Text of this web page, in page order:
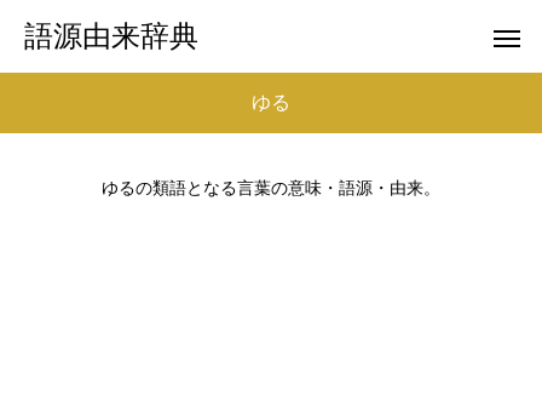
語源由来辞典
ゆる
ゆるの類語となる言葉の意味・語源・由来。